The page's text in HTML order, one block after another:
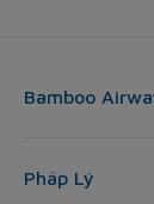
Bamboo
Pháp Lý